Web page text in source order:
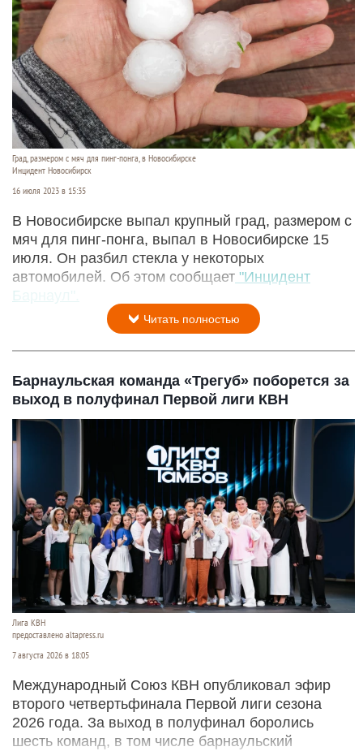
Град, размером с мяч для пинг-понга, в Новосибирске
Инцидент Новосибирск
16 июля 2023 в 15:35
В Новосибирске выпал крупный град, размером с
мяч для пинг-понга, выпал в Новосибирске 15
июля. Он разбил стекла у некоторых
автомобилей. Об этом сообщает "Инцидент
Барнаул".
Читать полностью
Барнаульская команда «Трегуб» поборется за
выход в полуфинал Первой лиги КВН
Лига КВН
предоставлено altapress.ru
7 августа 2026 в 18:05
Международный Союз КВН опубликовал эфир
второго четвертьфинала Первой лиги сезона
2026 года. За выход в полуфинал боролись
шесть команд, в том числе барнаульский